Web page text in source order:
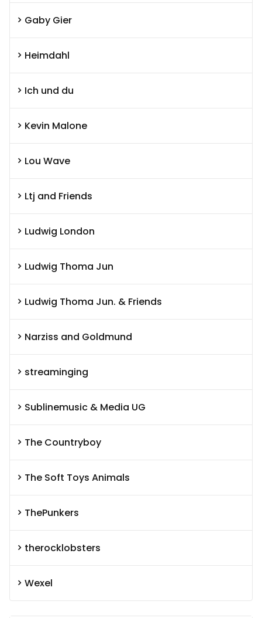
Gaby Gier
Heimdahl
Ich und du
Kevin Malone
Lou Wave
Ltj and Friends
Ludwig London
Ludwig Thoma Jun
Ludwig Thoma Jun. & Friends
Narziss and Goldmund
streaminging
Sublinemusic & Media UG
The Countryboy
The Soft Toys Animals
ThePunkers
therocklobsters
Wexel